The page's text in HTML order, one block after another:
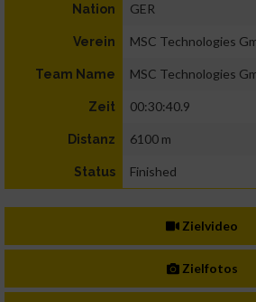
Nation GER
Verein MSC Technologies
Team Name MSC Technologies
Zeit 00:30:40.9
Distanz 6100 m
Status Finished
Zielvideo
Zielfotos